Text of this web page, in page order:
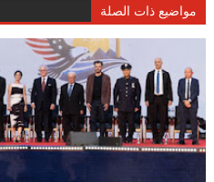
مواضيع ذات الصلة